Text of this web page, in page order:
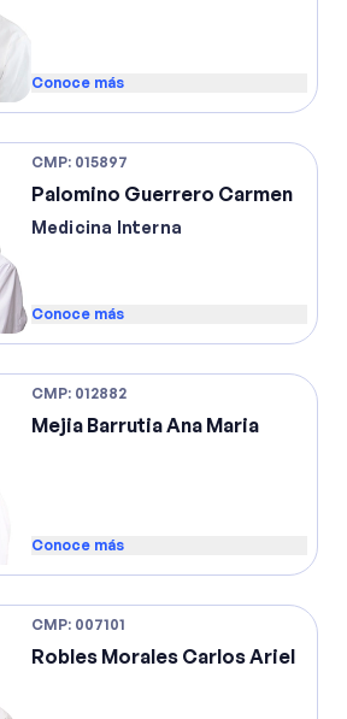
Conoce más
CMP: 015897
Palomino Guerrero Carmen
Medicina Interna
Conoce más
CMP: 012882
Mejia Barrutia Ana Maria
Conoce más
CMP: 007101
Robles Morales Carlos Ariel